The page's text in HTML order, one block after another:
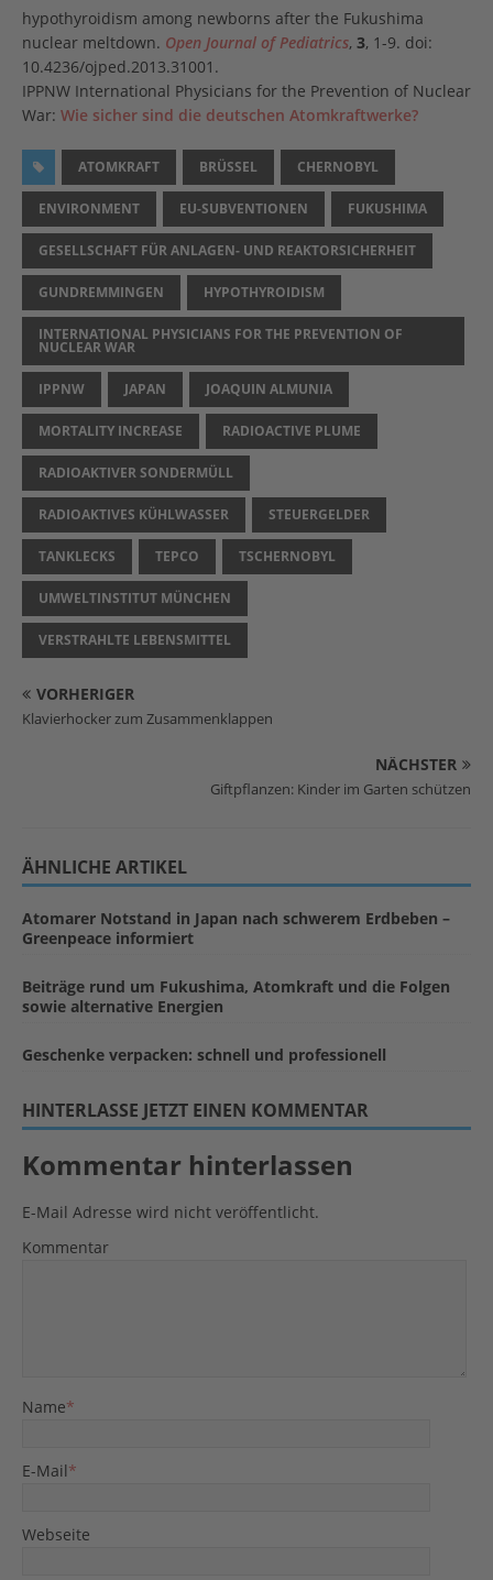
hypothyroidism among newborns after the Fukushima
nuclear meltdown. Open Journal of Pediatrics, 3, 1-9. doi:
10.4236/ojped.2013.31001.
IPPNW International Physicians for the Prevention of Nuclear
War: Wie sicher sind die deutschen Atomkraftwerke?
ATOMKRAFT BRÜSSEL CHERNOBYL
ENVIRONMENT EU-SUBVENTIONEN FUKUSHIMA
GESELLSCHAFT FÜR ANLAGEN- UND REAKTORSICHERHEIT
GUNDREMMINGEN HYPOTHYROIDISM
INTERNATIONAL PHYSICIANS FOR THE PREVENTION OF
NUCLEAR WAR
IPPNW JAPAN JOAQUIN ALMUNIA
MORTALITY INCREASE RADIOACTIVE PLUME
RADIOAKTIVER SONDERMÜLL
RADIOAKTIVES KÜHLWASSER STEUERGELDER
TANKLECKS TEPCO TSCHERNOBYL
UMWELTINSTITUT MÜNCHEN
VERSTRAHLTE LEBENSMITTEL
VORHERIGER
Klavierhocker zum Zusammenklappen
NÄCHSTER
Giftpflanzen: Kinder im Garten schützen
ÄHNLICHE ARTIKEL
Atomarer Notstand in Japan nach schwerem Erdbeben –
Greenpeace informiert
Beiträge rund um Fukushima, Atomkraft und die Folgen
sowie alternative Energien
Geschenke verpacken: schnell und professionell
HINTERLASSE JETZT EINEN KOMMENTAR
Kommentar hinterlassen
E-Mail Adresse wird nicht veröffentlicht.
Kommentar
Name*
E-Mail*
Webseite